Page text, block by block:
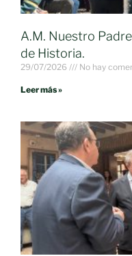
A.M. Nuestro
de Historia.
29/07/2026 No hay
Leer más »